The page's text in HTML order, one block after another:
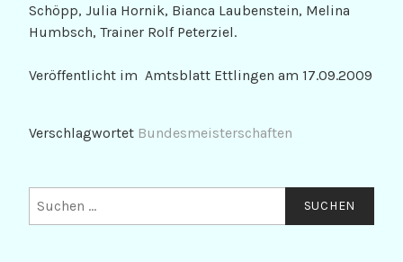
Schöpp, Julia Hornik, Bianca Laubenstein, Melina
Humbsch, Trainer Rolf Peterziel.
Veröffentlicht im Amtsblatt Ettlingen am 17.09.2009
Verschlagwortet Bundesmeisterschaften
nach: